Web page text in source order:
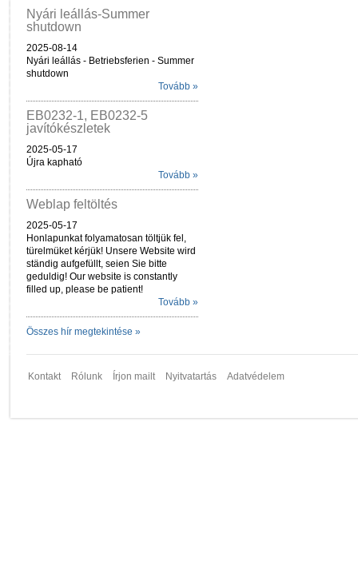
Nyári leállás-Summer
shutdown
2025-08-14
Nyári leállás - Betriebsferien - Summer
shutdown
Tovább »
EB0232-1, EB0232-5
javítókészletek
2025-05-17
Újra kapható
Tovább »
Weblap feltöltés
2025-05-17
Honlapunkat folyamatosan töltjük fel,
türelmüket kérjük! Unsere Website wird
ständig aufgefüllt, seien Sie bitte
geduldig! Our website is constantly
filled up, please be patient!
Tovább »
Összes hír megtekintése »
Kontakt Rólunk Írjon mailt Nyitvatartás Adatvédelem